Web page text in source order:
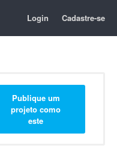
Login Cadastre-se
Publique um
projeto como
este